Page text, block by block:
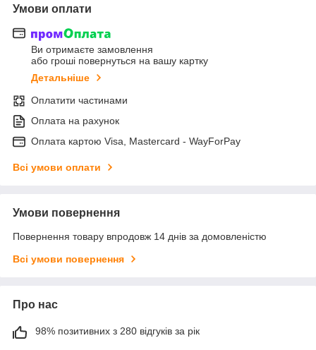
Умови оплати
Ви отримаєте замовлення
або гроші повернуться на вашу картку
Детальніше
Оплатити частинами
Оплата на рахунок
Оплата картою Visa, Mastercard - WayForPay
Всі умови оплати
Умови повернення
Повернення товару впродовж 14 днів за домовленістю
Всі умови повернення
Про нас
98% позитивних з 280 відгуків за рік